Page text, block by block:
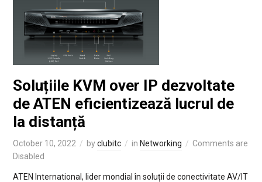
Soluțiile KVM over IP dezvoltate
de ATEN eficientizează lucrul de
la distanță
October 10, 2022 byclubitc in Networking
Comments are
Disabled
ATEN International, lider mondial în soluții de conectivitate AV/IT